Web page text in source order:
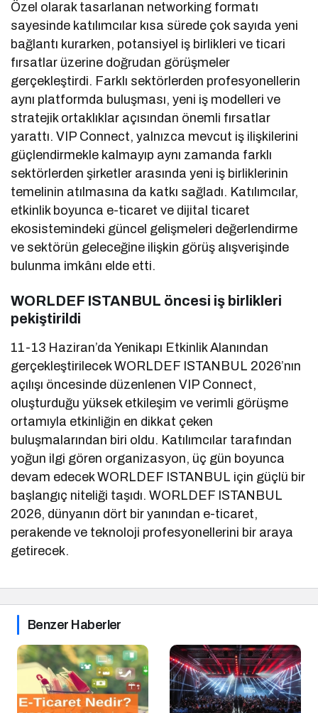
Özel olarak tasarlanan networking formatı
sayesinde katılımcılar kısa sürede çok sayıda yeni
bağlantı kurarken, potansiyel iş birlikleri ve ticari
fırsatlar üzerine doğrudan görüşmeler
gerçekleştirdi. Farklı sektörlerden profesyonellerin
aynı platformda buluşması, yeni iş modelleri ve
stratejik ortaklıklar açısından önemli fırsatlar
yarattı. VIP Connect, yalnızca mevcut iş ilişkilerini
güçlendirmekle kalmayıp aynı zamanda farklı
sektörlerden şirketler arasında yeni iş birliklerinin
temelinin atılmasına da katkı sağladı. Katılımcılar,
etkinlik boyunca e-ticaret ve dijital ticaret
ekosistemindeki güncel gelişmeleri değerlendirme
ve sektörün geleceğine ilişkin görüş alışverişinde
bulunma imkânı elde etti.
WORLDEF ISTANBUL öncesi iş birlikleri
pekiştirildi
11-13 Haziran’da Yenikapı Etkinlik Alanından
gerçekleştirilecek WORLDEF ISTANBUL 2026’nın
açılışı öncesinde düzenlenen VIP Connect,
oluşturduğu yüksek etkileşim ve verimli görüşme
ortamıyla etkinliğin en dikkat çeken
buluşmalarından biri oldu. Katılımcılar tarafından
yoğun ilgi gören organizasyon, üç gün boyunca
devam edecek WORLDEF ISTANBUL için güçlü bir
başlangıç niteliği taşıdı. WORLDEF ISTANBUL
2026, dünyanın dört bir yanından e-ticaret,
perakende ve teknoloji profesyonellerini bir araya
getirecek.
Benzer Haberler